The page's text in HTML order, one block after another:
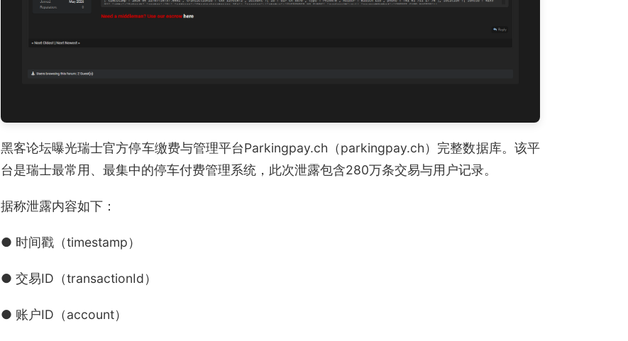
黑客论坛曝光瑞士官方停车缴费与管理平台Parkingpay.ch（parkingpay.ch）完整数据库。该平
台是瑞士最常用、最集中的停车付费管理系统，此次泄露包含280万条交易与用户记录。
据称泄露内容如下：
● 时间戳（timestamp）
● 交易ID（transactionId）
● 账户ID（account）